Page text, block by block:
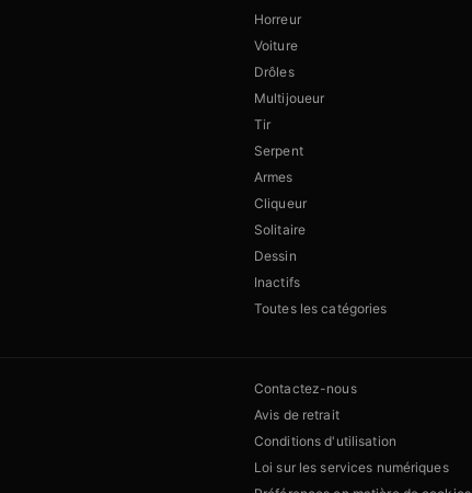
Horreur
Voiture
Drôles
Multijoueur
Tir
Serpent
Armes
Cliqueur
Solitaire
Dessin
Inactifs
Toutes les catégories
Contactez-nous
Avis de retrait
Conditions d'utilisation
Loi sur les services numériques